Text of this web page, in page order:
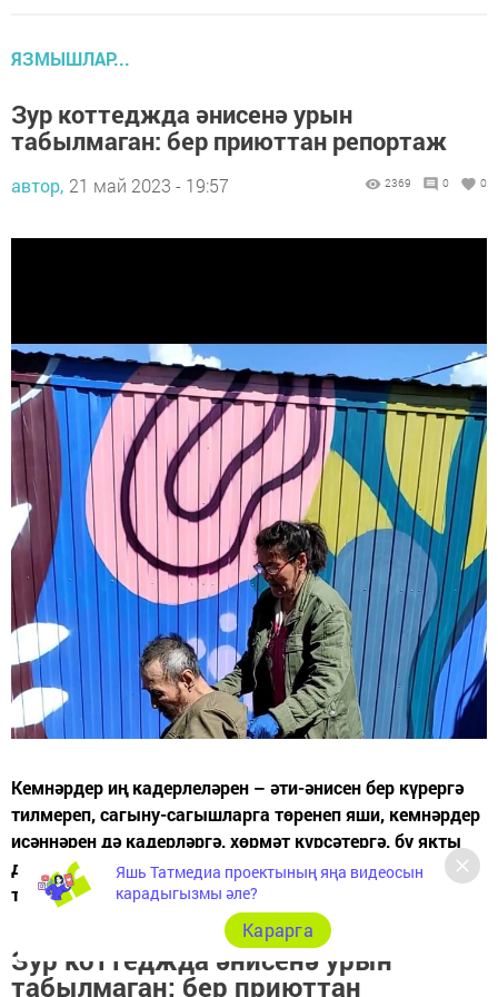
ЯЗМЫШЛАР...
Зур коттеджда әнисенә урын
табылмаган: бер приюттан репортаж
автор, 21 май 2023 - 19:57 2369 0 0
Кемнәрдер иң кадерлеләрен – әти-әнисен бер күрергә
тилмереп, сагыну-сагышларга төренеп яши, кемнәрдер
исәннәрен дә кадерләргә, хөрмәт күрсәтергә, бу якты
дөньяга тудырганнары өчен рәхмәтле булырга да
теләми. Кызганыч...
Зур коттеджда әнисенә урын
табылмаган: бер приюттан
Яшь Татмедиа проектының яңа видеосын
карадыгызмы әле?
Карарга